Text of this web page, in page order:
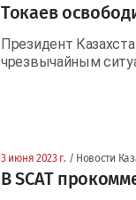
Токаев
Президент
чрезвычайным
3 июня 2023 г. / Новости
В SCAT